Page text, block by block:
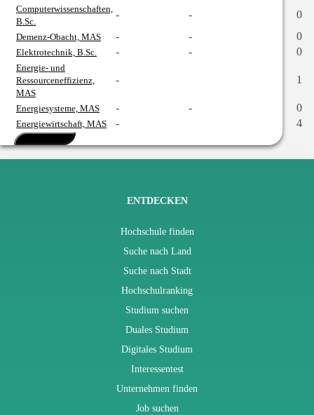
Computerwissenschaften,
B.Sc.
- - 0
Demenz-Obacht, MAS - - 0
Elektrotechnik, B.Sc. - - 0
Energie- und
Ressourceneffizienz,
MAS
- 1
Energiesysteme, MAS - - 0
Energiewirtschaft, MAS - 4
Mehr anzeigen
ENTDECKEN
Hochschule finden
Suche nach Land
Suche nach Stadt
Hochschulranking
Studium suchen
Duales Studium
Digitales Studium
Interessentest
Unternehmen finden
Job suchen